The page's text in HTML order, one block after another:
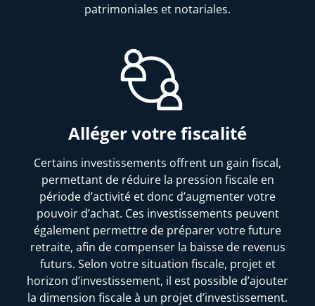
patrimoniales et notariales.
Alléger votre fiscalité
Certains investissements offrent un gain fiscal,
permettant de réduire la pression fiscale en
période d’activité et donc d’augmenter votre
pouvoir d’achat. Ces investissements peuvent
également permettre de préparer votre future
retraite, afin de compenser la baisse de revenus
futurs. Selon votre situation fiscale, projet et
horizon d’investissement, il est possible d’ajouter
la dimension fiscale à un projet d’investissement.